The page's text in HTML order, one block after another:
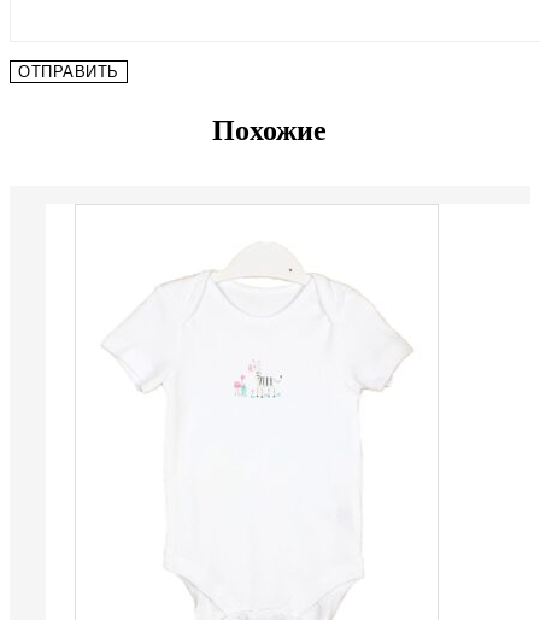
Похожие